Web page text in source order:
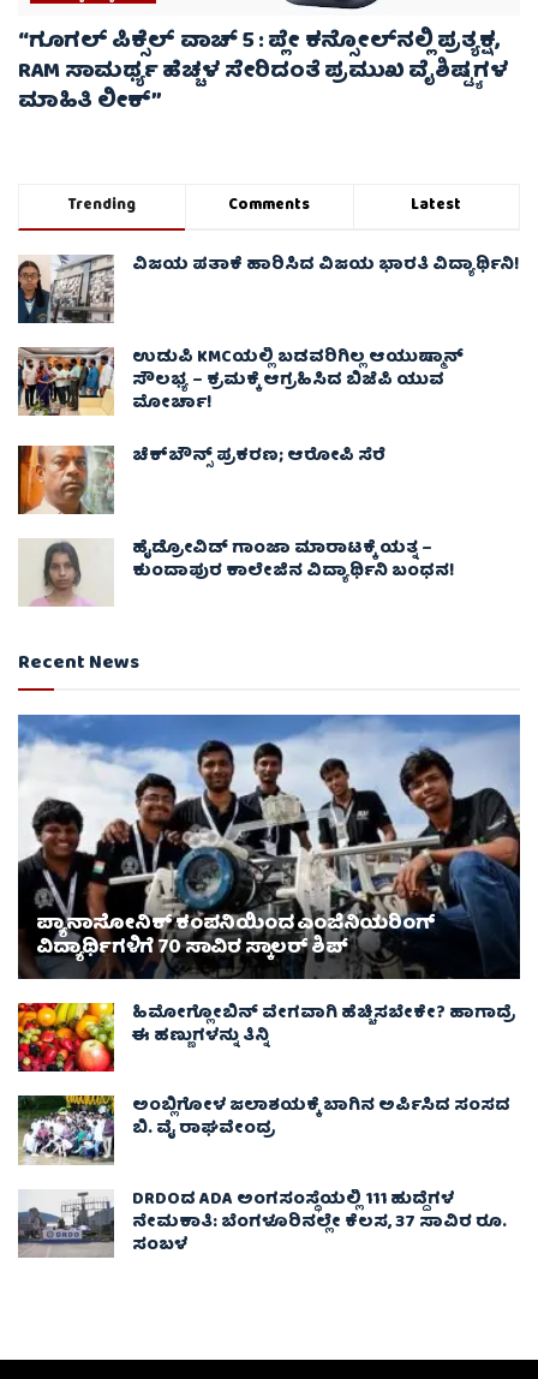
“ಗೂಗಲ್ ಪಿಕ್ಸೆಲ್ ವಾಚ್ 5 : ಪ್ಲೇ ಕನ್ಸೋಲ್‌ನಲ್ಲಿ ಪ್ರತ್ಯಕ್ಷ,
RAM ಸಾಮರ್ಥ್ಯ ಹೆಚ್ಚಳ ಸೇರಿದಂತೆ ಪ್ರಮುಖ ವೈಶಿಷ್ಟ್ಯಗಳ
ಮಾಹಿತಿ ಲೀಕ್”
Trending Comments Latest
ವಿಜಯ ಪತಾಕೆ ಹಾರಿಸಿದ ವಿಜಯ ಭಾರತಿ ವಿದ್ಯಾರ್ಥಿನಿ!
ಉಡುಪಿ KMCಯಲ್ಲಿ ಬಡವರಿಗಿಲ್ಲ ಆಯುಷ್ಮಾನ್
ಸೌಲಭ್ಯ – ಕ್ರಮಕ್ಕೆ ಆಗ್ರಹಿಸಿದ ಬಿಜೆಪಿ ಯುವ
ಮೋರ್ಚಾ!
ಚೆಕ್​ಬೌನ್ಸ್​ ಪ್ರಕರಣ; ಆರೋಪಿ ಸೆರೆ
ಹೈಡ್ರೋವಿಡ್ ಗಾಂಜಾ ಮಾರಾಟಕ್ಕೆ ಯತ್ನ –
ಕುಂದಾಪುರ ಕಾಲೇಜಿನ ವಿದ್ಯಾರ್ಥಿನಿ ಬಂಧನ!
Recent News
ಪ್ಯಾನಾಸೋನಿಕ್ ಕಂಪನಿಯಿಂದ ಎಂಜಿನಿಯರಿಂಗ್
ವಿದ್ಯಾರ್ಥಿಗಳಿಗೆ 70 ಸಾವಿರ ಸ್ಕಾಲರ್ ಶಿಪ್
ಹಿಮೋಗ್ಲೋಬಿನ್ ವೇಗವಾಗಿ ಹೆಚ್ಚಿಸಬೇಕೇ? ಹಾಗಾದ್ರೆ
ಈ ಹಣ್ಣುಗಳನ್ನು ತಿನ್ನಿ
ಅಂಬ್ಲಿಗೋಳ ಜಲಾಶಯಕ್ಕೆ ಬಾಗಿನ ಅರ್ಪಿಸಿದ ಸಂಸದ
ಬಿ. ವೈ ರಾಘವೇಂದ್ರ
DRDOದ ADA ಅಂಗಸಂಸ್ಥೆಯಲ್ಲಿ 111 ಹುದ್ದೆಗಳ
ನೇಮಕಾತಿ: ಬೆಂಗಳೂರಿನಲ್ಲೇ ಕೆಲಸ, 37 ಸಾವಿರ ರೂ.
ಸಂಬಳ